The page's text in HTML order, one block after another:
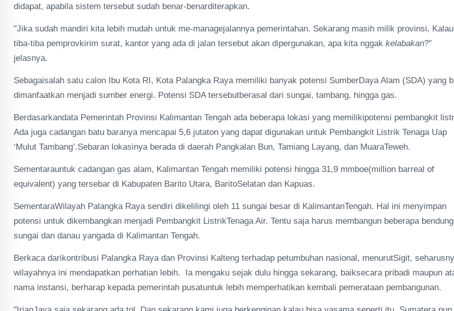
didapat, apabila sistem tersebut sudah benar-benarditerapkan.
"Jika sudah mandiri kita lebih mudah untuk me-managejalannya pemerintahan. Sekarang masih milik provinsi, Kalau
tiba-tiba pemprovkirim surat, kantor yang ada di jalan tersebut akan dipergunakan, apa kita nggak kelabakan?"
jelasnya.
Sebagaisalah satu calon Ibu Kota RI, Kota Palangka Raya memiliki banyak potensi SumberDaya Alam (SDA) yang
dimanfaatkan menjadi sumber energi. Potensi SDA tersebutberasal dari sungai, tambang, hingga gas.
Berdasarkandata Pemerintah Provinsi Kalimantan Tengah ada beberapa lokasi yang memilikipotensi pembangkit
Ada juga cadangan batu baranya mencapai 5,6 jutaton yang dapat digunakan untuk Pembangkit Listrik Tenaga Uap
‘Mulut Tambang’.Sebaran lokasinya berada di daerah Pangkalan Bun, Tamiang Layang, dan MuaraTeweh.
Sementarauntuk cadangan gas alam, Kalimantan Tengah memiliki potensi hingga 31,9 mmboe(million barreal of
equivalent) yang tersebar di Kabupaten Barito Utara, BaritoSelatan dan Kapuas.
SementaraWilayah Palangka Raya sendiri dikelilingi oleh 11 sungai besar di KalimantanTengah. Hal ini menyimpan
potensi untuk dikembangkan menjadi Pembangkit ListrikTenaga Air. Tentu saja harus membangun beberapa
sungai dan danau yangada di Kalimantan Tengah.
Berkaca darikontribusi Palangka Raya dan Provinsi Kalteng terhadap petumbuhan nasional, menurutSigit,
wilayahnya ini mendapatkan perhatian lebih. Ia mengaku sejak dulu hingga sekarang, baiksecara pribadi maupun
nama instansi, berharap kepada pemerintah pusatuntuk lebih memperhatikan kembali pemerataan pembangunan.